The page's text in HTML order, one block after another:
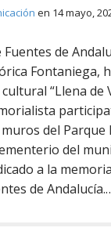
en 14 mayo,
de
Fontaniega,
“Llena de
del Parque
del
a la
de